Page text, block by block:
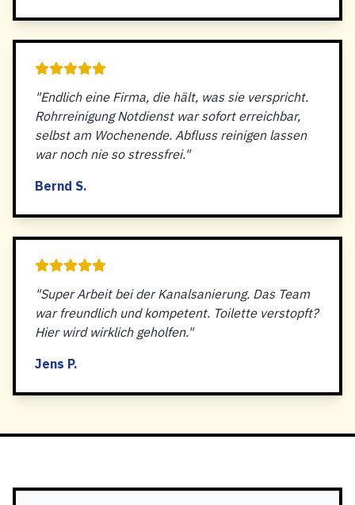
"Endlich eine Firma, die hält, was sie verspricht.
Rohrreinigung Notdienst war sofort erreichbar,
selbst am Wochenende. Abfluss reinigen lassen
war noch nie so stressfrei."
Bernd S.
"Super Arbeit bei der Kanalsanierung. Das Team
war freundlich und kompetent. Toilette verstopft?
Hier wird wirklich geholfen."
Jens P.